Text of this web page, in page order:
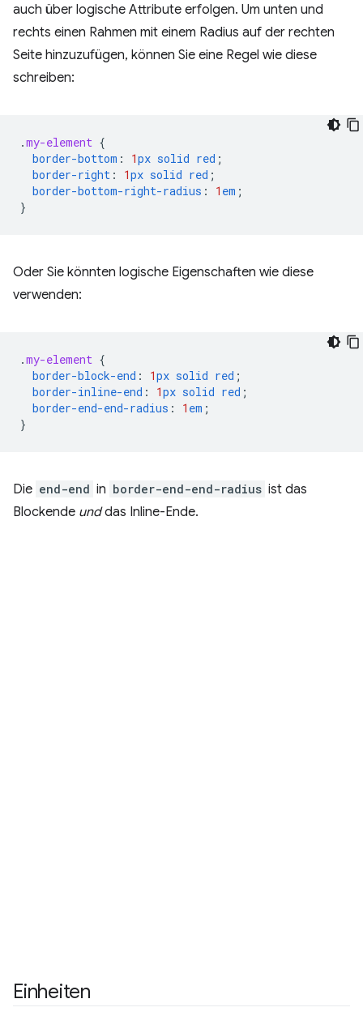
auch über logische Attribute erfolgen. Um unten und
rechts einen Rahmen mit einem Radius auf der rechten
Seite hinzuzufügen, können Sie eine Regel wie diese
schreiben:
.my-element {
border-bottom : 1px solid red ;
border-right : 1px solid red ;
border-bottom-right-radius : 1 em ;
}
Oder Sie könnten logische Eigenschaften wie diese
verwenden:
.my-element {
border-block-end : 1px solid red ;
border-inline-end : 1px solid red ;
border-end-end-radius : 1 em ;
}
Die end-end in border-end-end-radius ist das
Blockende unddas Inline-Ende.
Einheiten